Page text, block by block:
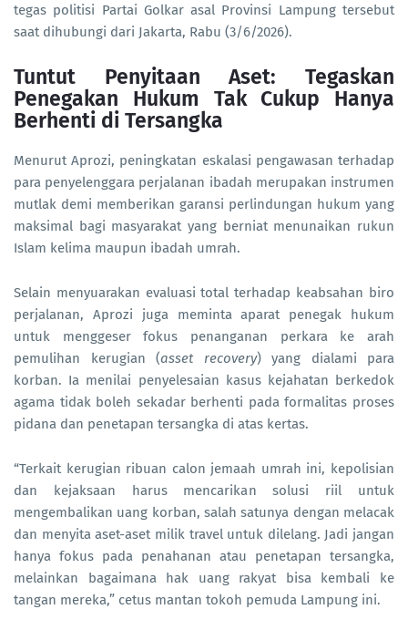
tegas politisi Partai Golkar asal Provinsi Lampung tersebut
saat dihubungi dari Jakarta, Rabu (3/6/2026).
Tuntut Penyitaan Aset: Tegaskan
Penegakan Hukum Tak Cukup Hanya
Berhenti di Tersangka
Menurut Aprozi, peningkatan eskalasi pengawasan terhadap
para penyelenggara perjalanan ibadah merupakan instrumen
mutlak demi memberikan garansi perlindungan hukum yang
maksimal bagi masyarakat yang berniat menunaikan rukun
Islam kelima maupun ibadah umrah.
Selain menyuarakan evaluasi total terhadap keabsahan biro
perjalanan, Aprozi juga meminta aparat penegak hukum
untuk menggeser fokus penanganan perkara ke arah
pemulihan kerugian (asset recovery) yang dialami para
korban. Ia menilai penyelesaian kasus kejahatan berkedok
agama tidak boleh sekadar berhenti pada formalitas proses
pidana dan penetapan tersangka di atas kertas.
“Terkait kerugian ribuan calon jemaah umrah ini, kepolisian
dan kejaksaan harus mencarikan solusi riil untuk
mengembalikan uang korban, salah satunya dengan melacak
dan menyita aset-aset milik travel untuk dilelang. Jadi jangan
hanya fokus pada penahanan atau penetapan tersangka,
melainkan bagaimana hak uang rakyat bisa kembali ke
tangan mereka,” cetus mantan tokoh pemuda Lampung ini.